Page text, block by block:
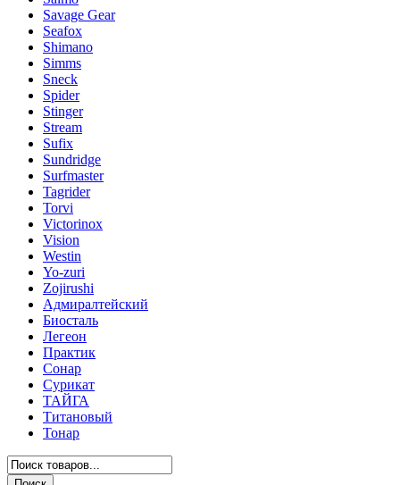
Savage Gear
Seafox
Shimano
Simms
Sneck
Spider
Stinger
Stream
Sufix
Sundridge
Surfmaster
Tagrider
Torvi
Victorinox
Vision
Westin
Yo-zuri
Zojirushi
Адмиралтейский
Биосталь
Легеон
Практик
Сонар
Сурикат
ТАЙГА
Титановый
Тонар